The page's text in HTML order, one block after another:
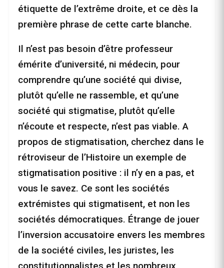
étiquette de l’extrême droite, et ce dès la
première phrase de cette carte blanche.
Il n’est pas besoin d’être professeur
émérite d’université, ni médecin, pour
comprendre qu’une société qui divise,
plutôt qu’elle ne rassemble, et qu’une
société qui stigmatise, plutôt qu’elle
n’écoute et respecte, n’est pas viable. A
propos de stigmatisation, cherchez dans le
rétroviseur de l’Histoire un exemple de
stigmatisation positive : il n’y en a pas, et
vous le savez. Ce sont les sociétés
extrémistes qui stigmatisent, et non les
sociétés démocratiques. Étrange de jouer
l’inversion accusatoire envers les membres
de la société civiles, les juristes, les